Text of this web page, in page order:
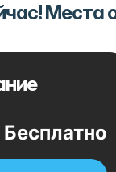
Места
Бесплатно